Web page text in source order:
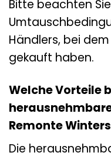
Bitte beachten
Händlers, bei
gekauft haben.
Welche Vorteile
Remonte
Die